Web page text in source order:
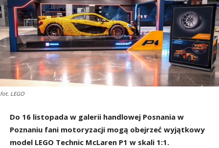
fot. LEGO
Do 16 listopada w galerii handlowej Posnania w
Poznaniu fani motoryzacji mogą obejrzeć wyjątkowy
model LEGO Technic McLaren P1 w skali 1:1.